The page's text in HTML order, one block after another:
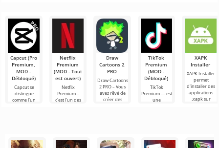
Roblox. Ce
Android
offrant des
possibilités
infinies
joueurs
incarnent des
conducteurs
un simulateur
de transport
de
Capcut (Pro
Premium,
MOD -
Débloqué)
Capcut se
distingue
comme l'un
Netflix
Premium
(MOD - Tout
est ouvert)
Netflix
Premium –
c'est l'un des
Draw
Cartoons 2
PRO
Draw Cartoons
2 PRO – Vous
avez rêvé de
créer des
TikTok
Premium
(MOD -
Débloqué)
TikTok
Premium — est
une
XAPK
Installer
XAPK Installer
permet
d'installer des
applications
.xapk sur